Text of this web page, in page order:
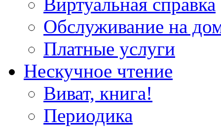
Обслуживание на
Платные услуги
Нескучное чтение
Виват, книга!
Периодика